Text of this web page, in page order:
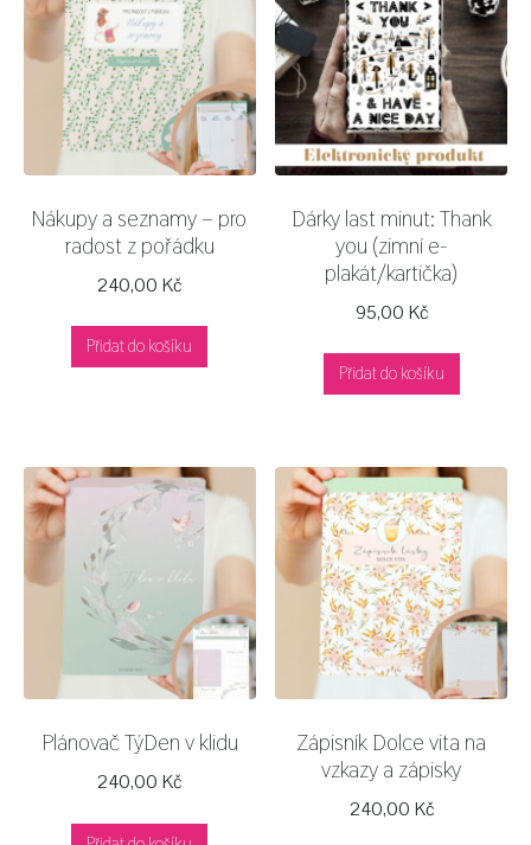
Nákupy a seznamy – pro
radost z pořádku
240,00Kč
Přidat do košíku
Dárky last minut: Thank
you (zimní e-
plakát/kartička)
95,00 Kč
Přidat do košíku
Plánovač TýDen v klidu
240,00Kč
Zápisník Dolce vita na
vzkazy a zápisky
240,00 Kč